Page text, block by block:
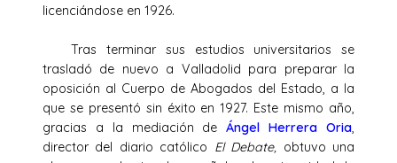
licenciándose en 1926.
Tras terminar sus estudios universitarios se
trasladó de nuevo a Valladolid para preparar la
oposición al Cuerpo de Abogados del Estado, a la
que se presentó sin éxito en 1927. Este mismo año,
gracias a la mediación deÁngel Herrera Oria
director del diario católico El Debate,
obtuvo una